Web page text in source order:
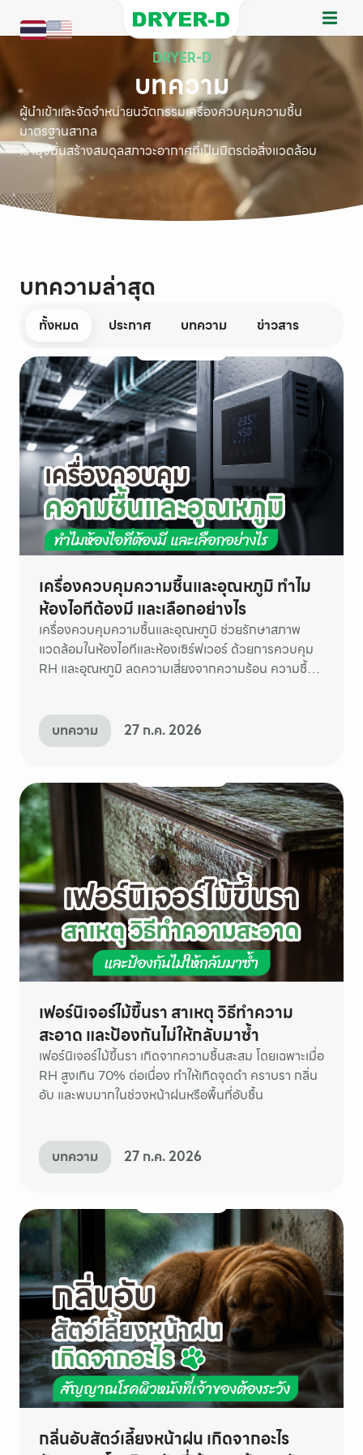
DRYER-D
บทความ
ผู้นำเข้าและจัดจำหน่ายนวัตกรรมเครื่องควบคุมความชื้น
มาตรฐานสากล
เรามุ่งมั่นสร้างสมดุลสภาวะอากาศที่เป็นมิตรต่อสิ่งแวดล้อม
บทความล่าสุด
ทั้งหมด ประกาศ บทความ ข่าวสาร
เครื่องควบคุมความชื้นและอุณหภูมิ ทำไม
ห้องไอทีต้องมี และเลือกอย่างไร
เครื่องควบคุมความชื้นและอุณหภูมิ ช่วยรักษาสภาพ
แวดล้อมในห้องไอทีและห้องเซิร์ฟเวอร์ ด้วยการควบคุม
RH และอุณหภูมิ ลดความเสี่ยงจากความร้อน ความชื้น
บทความ 27 ก.ค. 2026
เฟอร์นิเจอร์ไม้ขึ้นรา สาเหตุ วิธีทำความ
สะอาด และป้องกันไม่ให้กลับมาซ้ำ
เฟอร์นิเจอร์ไม้ขึ้นรา เกิดจากความชื้นสะสม โดยเฉพาะเมื่อ
RH สูงเกิน 70% ต่อเนื่อง ทำให้เกิดจุดดำ คราบรา กลิ่น
อับ และพบมากในช่วงหน้าฝนหรือพื้นที่อับชื้น
บทความ 27 ก.ค. 2026
กลิ่นอับสัตว์เลี้ยงหน้าฝน เกิดจากอะไร